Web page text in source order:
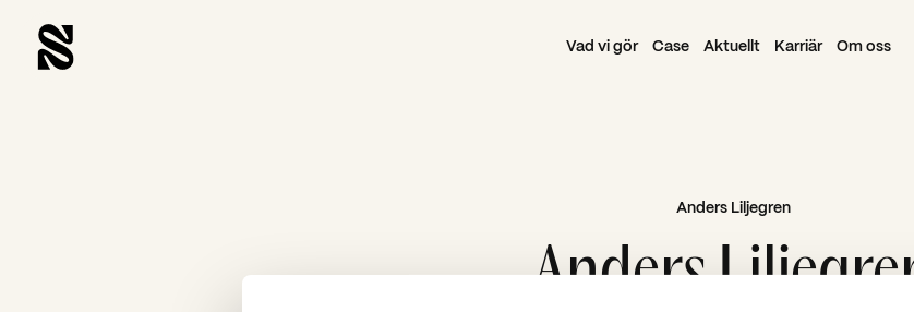
Vad vi gör Case Aktuellt Karriär Om oss
Anders Liljegren
Anders